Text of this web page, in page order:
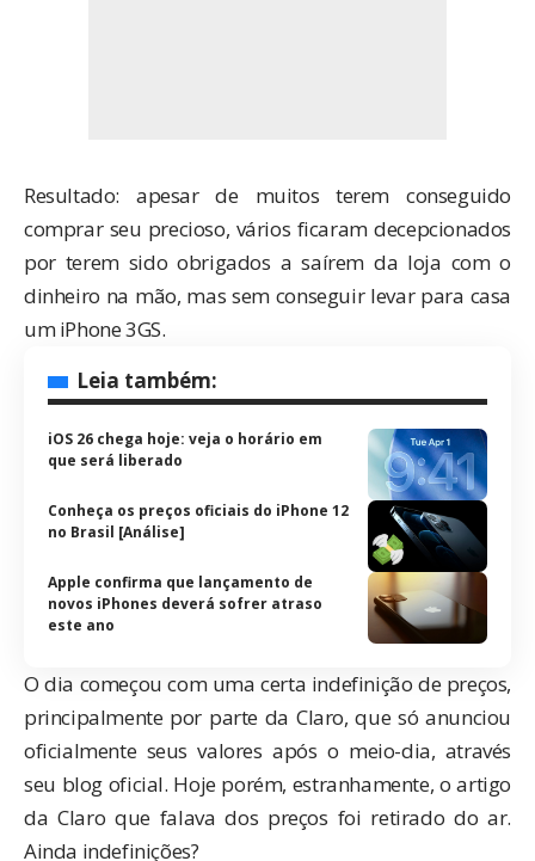
Resultado: apesar de muitos terem conseguido
comprar seu precioso, vários ficaram decepcionados
por terem sido obrigados a saírem da loja com o
dinheiro na mão, mas sem conseguir levar para casa
um iPhone 3GS.
Leia também:
iOS 26 chega hoje: veja o horário em
que será liberado
Conheça os preços oficiais do iPhone 12
no Brasil [Análise]
Apple confirma que lançamento de
novos iPhones deverá sofrer atraso
este ano
O dia começou com uma certa indefinição de preços,
principalmente por parte da Claro, que sóanunciou
oficialmente seus valores após o meio-dia, através
seu blog oficial. Hoje porém, estranhamente, oartigo
da Claro que falava dos preços foi retirado do ar.
Ainda indefinições?